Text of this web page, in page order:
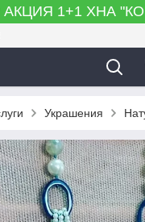
АКЦИЯ 1+1 ХНА
Украшения